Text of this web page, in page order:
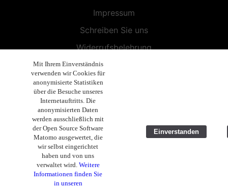
Impressum
Schreiben Sie uns
Widerrufsbelehrung
Allgemeine Geschäftsbedingungen
Endbenutzer-Lizenzvereinbarung
Datenschutzerklärung
Geschäftsethik
Copyright 2019 - 2026 Volla Systeme GmbH
Mit Ihrem Einverständnis
verwenden wir Cookies für
anonymisierte Statistiken
über die Besuche unseres
Internetauftritts. Die
anonymisierten Daten
werden ausschließlich mit
der Open Source Software
Matomo ausgewertet, die
wir selbst eingerichtet
haben und von uns
verwaltet wird. Weitere
Informationen finden Sie
in unseren
Einverstanden